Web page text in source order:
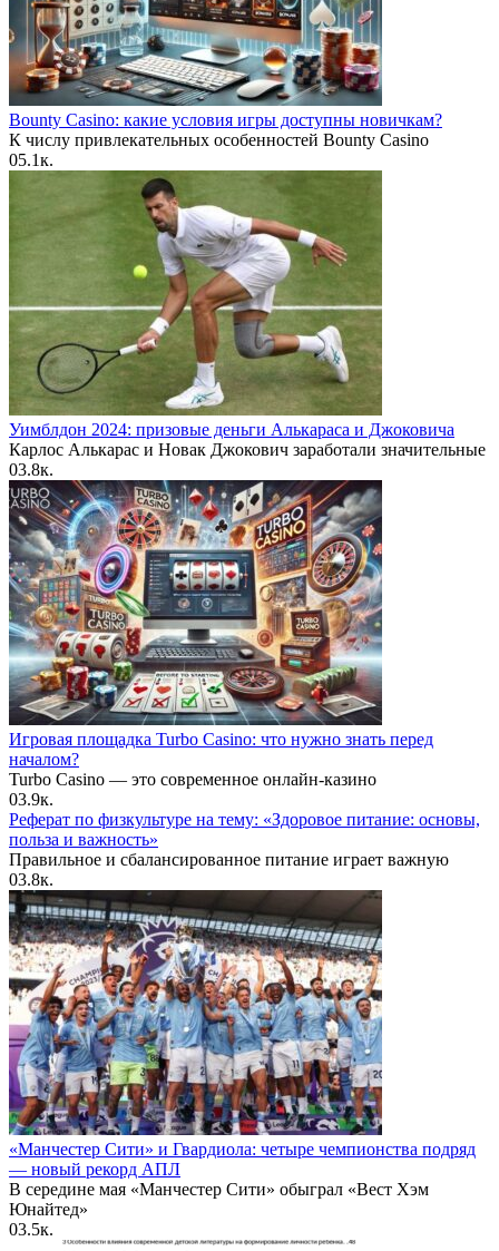
Bounty Casino: какие условия игры доступны новичкам?
К числу привлекательных особенностей Bounty Casino
05.1к.
Уимблдон 2024: призовые деньги Алькараса и Джоковича
Карлос Алькарас и Новак Джокович заработали значительные
03.8к.
Игровая площадка Turbo Casino: что нужно знать перед
началом?
Turbo Casino — это современное онлайн-казино
03.9к.
Реферат по физкультуре на тему: «Здоровое питание: основы,
польза и важность»
Правильное и сбалансированное питание играет важную
03.8к.
«Манчестер Сити» и Гвардиола: четыре чемпионства подряд
— новый рекорд АПЛ
В середине мая «Манчестер Сити» обыграл «Вест Хэм
Юнайтед»
03.5к.